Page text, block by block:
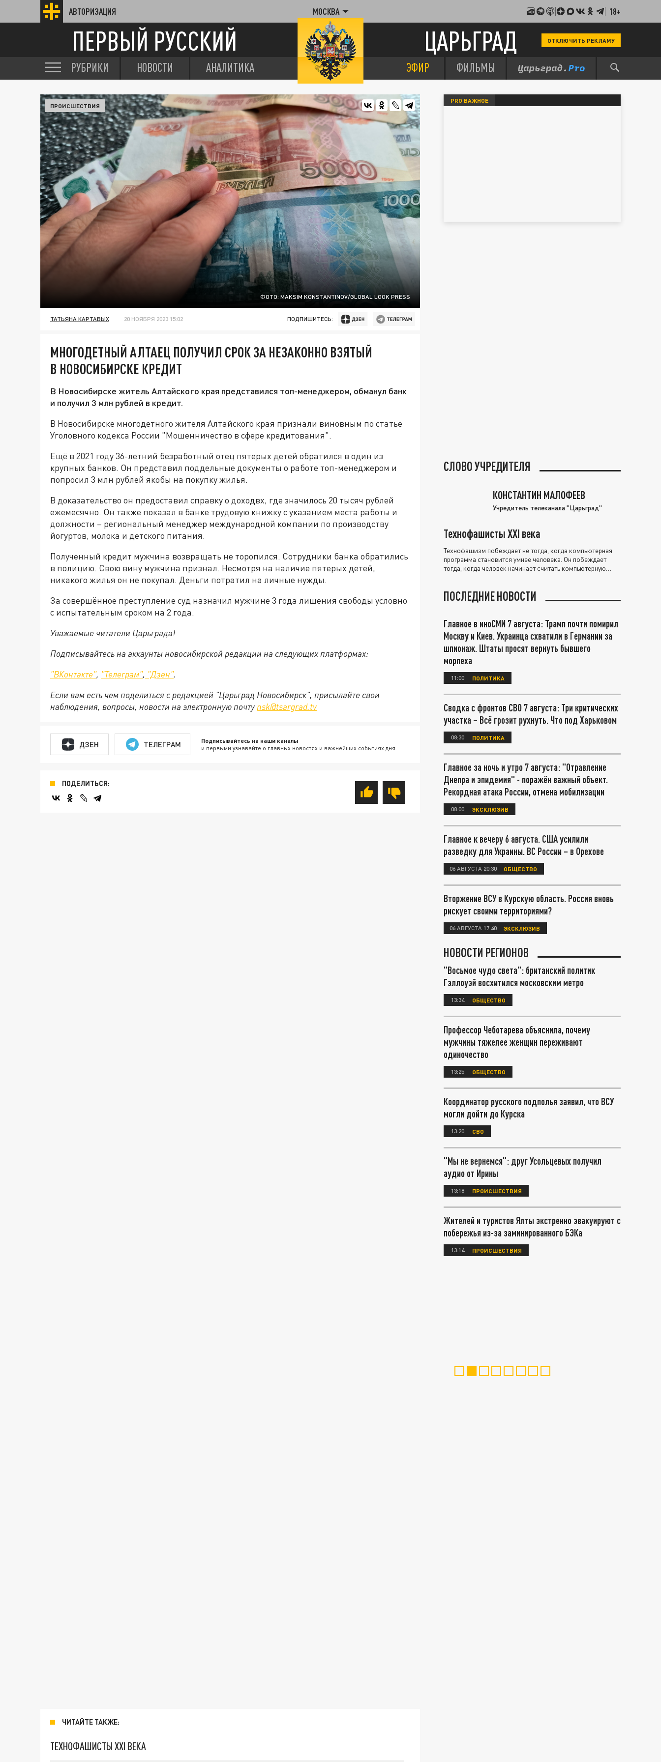
АВТОРИЗАЦИЯ МОСКВА 18+
ПЕРВЫЙ РУССКИЙ ЦАРЬГРАД ОТКЛЮЧИТЬ РЕКЛАМУ
РУБРИКИ НОВОСТИ АНАЛИТИКА ЭФИР ФИЛЬМЫ
ФОТО: MAKSIM KONSTANTINOV/GLOBAL LOOK PRESS
ПРОИСШЕСТВИЯ
ТАТЬЯНА КАРТАВЫХ 20 НОЯБРЯ 2023 15:02 ПОДПИШИТЕСЬ:
МНОГОДЕТНЫЙ АЛТАЕЦ ПОЛУЧИЛ СРОК ЗА НЕЗАКОННО ВЗЯТЫЙ
В НОВОСИБИРСКЕ КРЕДИТ
В Новосибирске житель Алтайского края представился топ-менеджером, обманул банк
и получил 3 млн рублей в кредит.
В Новосибирске многодетного жителя Алтайского края признали виновным по статье
Уголовного кодекса России "Мошенничество в сфере кредитования".
Ещё в 2021 году 36-летний безработный отец пятерых детей обратился в один из
крупных банков. Он представил поддельные документы о работе топ-менеджером и
попросил 3 млн рублей якобы на покупку жилья.
В доказательство он предоставил справку о доходвх, где значилось 20 тысяч рублей
ежемесячно. Он также показал в банке трудовую книжку с указанием места работы и
должности – региональный менеджер международной компании по производству
йогуртов, молока и детского питания.
Полученный кредит мужчина возвращать не торопился. Сотрудники банка обратились
в полицию. Свою вину мужчина признал. Несмотря на наличие пятерых детей,
никакого жилья он не покупал. Деньги потратил на личные нужды.
За совершённое преступление суд назначил мужчине 3 года лишения свободы условно
с испытательным сроком на 2 года.
Уважаемые читатели Царьграда!
Подписывайтесь на аккаунты новосибирской редакции на следующих платформах:
"ВКонтакте", "Телеграм", "Дзен".
Если вам есть чем поделиться с редакцией "Царьград Новосибирск", присылайте свои
наблюдения, вопросы, новости на электронную почту nsk@tsargrad.tv
ДЗЕН ТЕЛЕГРАМ Подписывайтесь на наши каналы
и первыми узнавайте о главных новостях и важнейших событиях дня.
ПОДЕЛИТЬСЯ:
ЧИТАЙТЕ ТАКЖЕ:
ТЕХНОФАШИСТЫ XXI ВЕКА
PRO ВАЖНОЕ
СЛОВО УЧРЕДИТЕЛЯ
КОНСТАНТИН МАЛОФЕЕВ
Учредитель телеканала "Царьград"
Технофашисты XXI века
Технофашизм побеждает не тогда, когда компьютерная
программа становится умнее человека. Он побеждает
тогда, когда человек начинает считать компьютерную
ПОСЛЕДНИЕ НОВОСТИ
Главное в иноСМИ 7 августа: Трамп почти помирил
Москву и Киев. Украинца схватили в Германии за
шпионаж. Штаты просят вернуть бывшего
морпеха
11:00 ПОЛИТИКА
Сводка с фронтов СВО 7 августа: Три критических
участка – Всё грозит рухнуть. Что под Харьковом
08:30 ПОЛИТИКА
Главное за ночь и утро 7 августа: "Отравление
Днепра и эпидемия" - поражён важный объект.
Рекордная атака России, отмена мобилизации
08:00 ЭКСКЛЮЗИВ
Главное к вечеру 6 августа. США усилили
разведку для Украины. ВС России – в Орехове
06 АВГУСТА 20:30 ОБЩЕСТВО
Вторжение ВСУ в Курскую область. Россия вновь
рискует своими территориями?
06 АВГУСТА 17:40 ЭКСКЛЮЗИВ
НОВОСТИ РЕГИОНОВ
"Восьмое чудо света": британский политик
Гэллоуэй восхитился московским метро
13:34 ОБЩЕСТВО
Профессор Чеботарева объяснила, почему
мужчины тяжелее женщин переживают
одиночество
13:25 ОБЩЕСТВО
Координатор русского подполья заявил, что ВСУ
могли дойти до Курска
13:20 СВО
"Мы не вернемся": друг Усольцевых получил
аудио от Ирины
13:18 ПРОИСШЕСТВИЯ
Жителей и туристов Ялты экстренно эвакуируют с
побережья из-за заминированного БЭКа
13:14 ПРОИСШЕСТВИЯ